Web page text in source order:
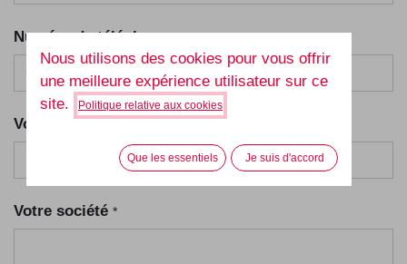
Numéro de téléphone
Votre e-mail
Votre société *
Nous utilisons des cookies pour vous offrir
une meilleure expérience utilisateur sur ce
site.
Politique relative aux cookies
Que les essentiels Je suis d'accord